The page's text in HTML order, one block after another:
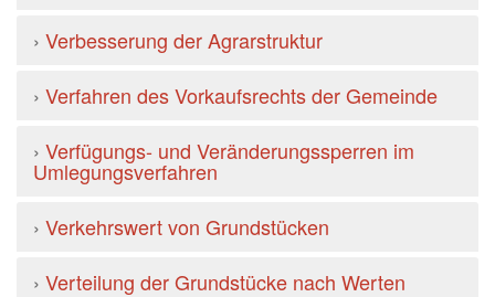
› Verbesserung der Agrarstruktur
› Verfahren des Vorkaufsrechts der Gemeinde
› Verfügungs- und Veränderungssperren im
Umlegungsverfahren
› Verkehrswert von Grundstücken
› Verteilung der Grundstücke nach Werten